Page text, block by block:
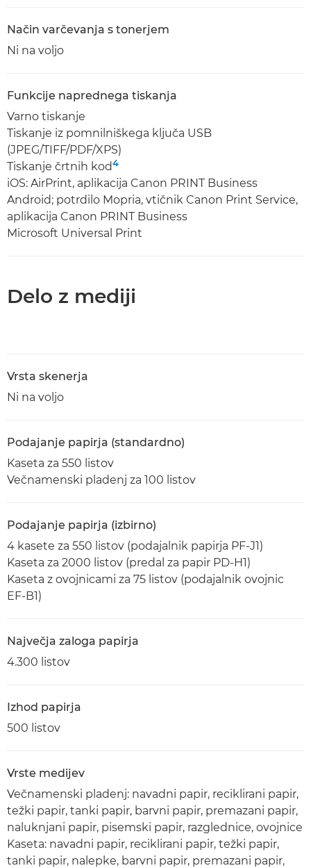
Način varčevanja s tonerjem
Ni na voljo
Funkcije naprednega tiskanja
Varno tiskanje
Tiskanje iz pomnilniškega ključa USB
(JPEG/TIFF/PDF/XPS)
Tiskanje črtnih kod4
iOS: AirPrint, aplikacija Canon PRINT Business
Android; potrdilo Mopria, vtičnik Canon Print Service,
aplikacija Canon PRINT Business
Microsoft Universal Print
Delo z mediji
Vrsta skenerja
Ni na voljo
Podajanje papirja (standardno)
Kaseta za 550 listov
Večnamenski pladenj za 100 listov
Podajanje papirja (izbirno)
4 kasete za 550 listov (podajalnik papirja PF-J1)
Kaseta za 2000 listov (predal za papir PD-H1)
Kaseta z ovojnicami za 75 listov (podajalnik ovojnic
EF-B1)
Največja zaloga papirja
4.300 listov
Izhod papirja
500 listov
Vrste medijev
Večnamenski pladenj: navadni papir, reciklirani papir,
težki papir, tanki papir, barvni papir, premazani papir,
naluknjani papir, pisemski papir, razglednice, ovojnice
Kaseta: navadni papir, reciklirani papir, težki papir,
tanki papir, nalepke, barvni papir, premazani papir,